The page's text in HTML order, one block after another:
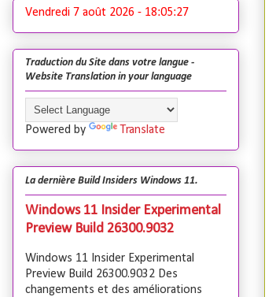
Vendredi 7 août 2026 - 18:05:28
Traduction du Site dans votre langue -
Website Translation in your language
Powered by Translate
La dernière Build Insiders Windows 11.
Windows 11 Insider Experimental
Preview Build 26300.9032
Windows 11 Insider Experimental
Preview Build 26300.9032 Des
changements et des améliorations